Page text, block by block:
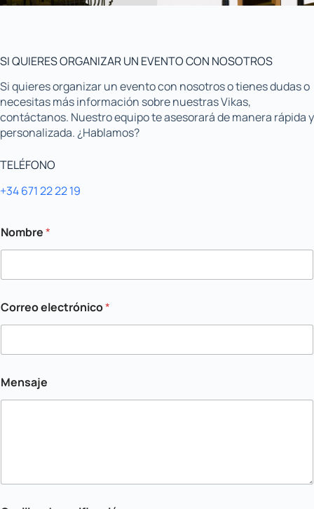
SI QUIERES ORGANIZAR UN EVENTO CON NOSOTROS
Si quieres organizar un evento con nosotros o tienes dudas o
necesitas más información sobre nuestras Vikas,
contáctanos. Nuestro equipo te asesorará de manera rápida y
personalizada. ¿Hablamos?
TELÉFONO
+34 671 22 22 19
Nombre*
Correo electrónico*
Mensaje